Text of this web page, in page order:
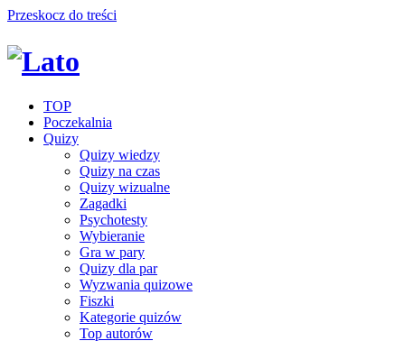
Przeskocz do treści
TOP
Poczekalnia
Quizy
Quizy wiedzy
Quizy na czas
Quizy wizualne
Zagadki
Psychotesty
Wybieranie
Gra w pary
Quizy dla par
Wyzwania quizowe
Fiszki
Kategorie quizów
Top autorów